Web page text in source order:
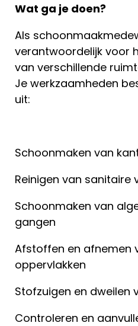
Wat ga je doen?
Als
verantwoordelijk voor
van verschillende
Je werkzaamheden
uit:
Schoonmaken van
Reinigen van sanitaire
Schoonmaken van
gangen
Afstoffen en afnemen
oppervlakken
Stofzuigen en dweilen
Controleren en